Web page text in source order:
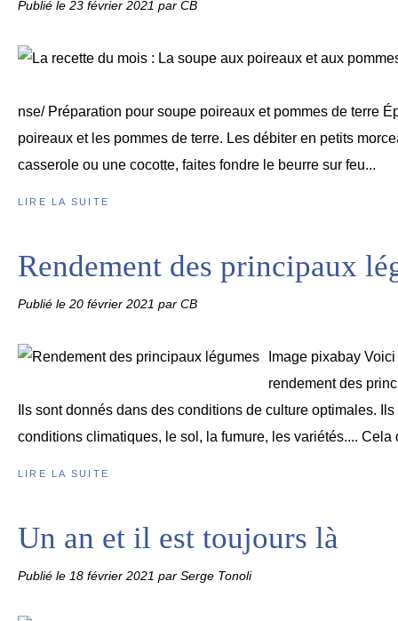
Publié le 23 février 2021 par CB
nse/ Préparation pour soupe poireaux et pommes de terre
poireaux et les pommes de terre. Les débiter en petits
casserole ou une cocotte, faites fondre le beurre sur feu...
LIRE LA SUITE
Rendement des principaux
Publié le 20 février 2021 par CB
Image pixabay
rendement des
Ils sont donnés dans des conditions de culture optimales.
conditions climatiques, le sol, la fumure, les variétés.... Cela
LIRE LA SUITE
Un an et il est toujours là
Publié le 18 février 2021 par Serge Tonoli